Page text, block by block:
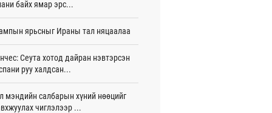
цагаас хаана
52 мин
15 цаг 58 мин
авлаа
15 цаг 50 мин
байх ямар эрс...
ярьсныг Ираны тал няцаалаа
Сеута хотод дайран нэвтэрсэн
руу халдсан...
мэндийн салбарын хүний нөөцийг
чиглэлээр ...